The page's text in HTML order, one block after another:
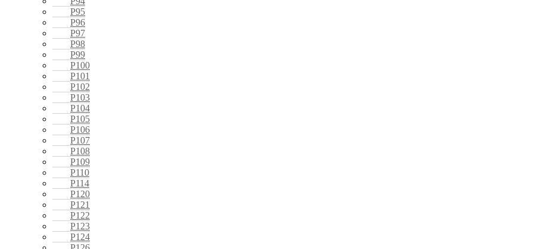
P95
P96
P97
P98
P99
P100
P101
P102
P103
P104
P105
P106
P107
P108
P109
P110
P114
P120
P121
P122
P123
P124